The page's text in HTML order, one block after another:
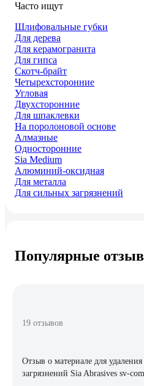
Часто ищут
Шлифовальные губки
Для дерева
Для керамогранита
Для гипса
Скотч-брайт
Четырехсторонние
Угловая
Двухсторонние
Для шпаклевки
На поролоновой основе
Алмазные
Односторонние
Sia Medium
Алюминий-оксидная
Для металла
Для сильных загрязнений
Популярные
19 отзывов
Отзыв о материале для
загрязнений Sia Abrasives sv-